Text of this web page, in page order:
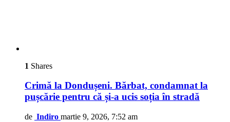
1 Shares
Crimă la Dondușeni. Bărbat, condamnat la
pușcărie pentru că și-a ucis soția în stradă
de Indiro martie 9, 2026, 7:52 am